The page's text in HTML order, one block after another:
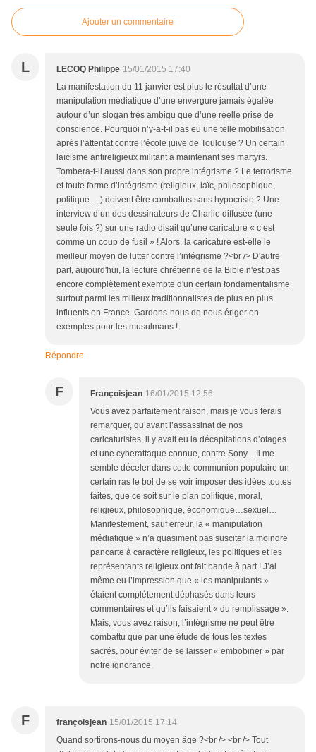
Ajouter un commentaire
L LECOQ Philippe 15/01/2015 17:40
La manifestation du 11 janvier est plus le résultat d’une
manipulation médiatique d’une envergure jamais égalée
autour d’un slogan très ambigu que d’une réelle prise de
conscience. Pourquoi n’y-a-t-il pas eu une telle mobilisation
après l’attentat contre l’école juive de Toulouse ? Un certain
laïcisme antireligieux militant a maintenant ses martyrs.
Tombera-t-il aussi dans son propre intégrisme ? Le terrorisme
et toute forme d’intégrisme (religieux, laïc, philosophique,
politique …) doivent être combattus sans hypocrisie ? Une
interview d’un des dessinateurs de Charlie diffusée (une
seule fois ?) sur une radio disait qu’une caricature « c’est
comme un coup de fusil » ! Alors, la caricature est-elle le
meilleur moyen de lutter contre l’intégrisme ?<br /> D'autre
part, aujourd'hui, la lecture chrétienne de la Bible n'est pas
encore complètement exempte d'un certain fondamentalisme
surtout parmi les milieux traditionnalistes de plus en plus
influents en France. Gardons-nous de nous ériger en
exemples pour les musulmans !
Répondre
F Françoisjean 16/01/2015 12:56
Vous avez parfaitement raison, mais je vous ferais
remarquer, qu’avant l’assassinat de nos
caricaturistes, il y avait eu la décapitations d’otages
et une cyberattaque connue, contre Sony…Il me
semble déceler dans cette communion populaire un
certain ras le bol de se voir imposer des idées toutes
faites, que ce soit sur le plan politique, moral,
religieux, philosophique, économique…sexuel…
Manifestement, sauf erreur, la « manipulation
médiatique » n’a quasiment pas susciter la moindre
pancarte à caractère religieux, les politiques et les
représentants religieux ont fait bande à part ! J’ai
même eu l’impression que « les manipulants »
étaient complétement déphasés dans leurs
commentaires et qu’ils faisaient « du remplissage ».
Mais, vous avez raison, l’intégrisme ne peut être
combattu que par une étude de tous les textes
sacrés, pour éviter de se laisser « embobiner » par
notre ignorance.
F françoisjean 15/01/2015 17:14
Quand sortirons-nous du moyen âge ?<br /> <br /> Tout